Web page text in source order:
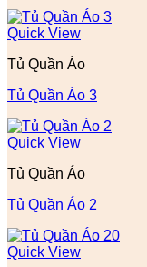
Quick View
Tủ Quần Áo
Tủ Quần Áo 3
Quick View
Tủ Quần Áo
Tủ Quần Áo 2
Quick View